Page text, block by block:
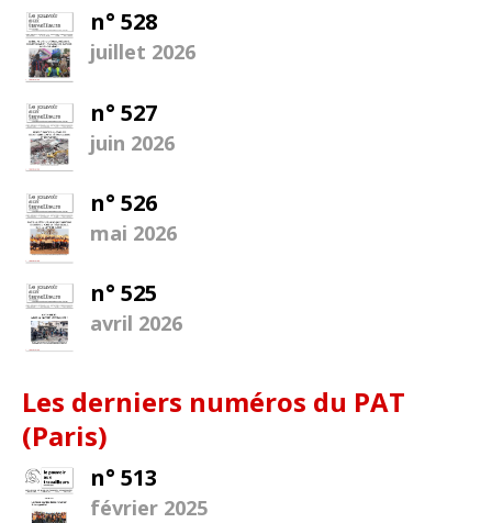
n° 528
juillet 2026
n° 527
juin 2026
n° 526
mai 2026
n° 525
avril 2026
Les derniers numéros du PAT
(Paris)
n° 513
février 2025